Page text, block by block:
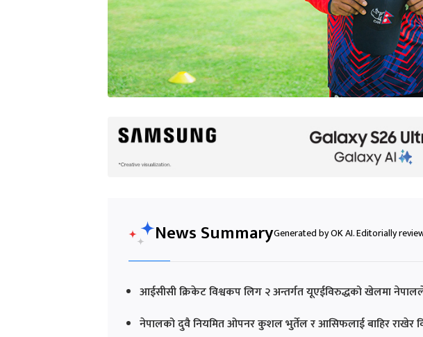
News SummaryGenerated by OK AI. Editorially
आईसीसी क्रिकेट विश्वकप लिग २ अन्तर्गत यूएईविरुद्धको खेलमा
नेपालको दुवै नियमित ओपनर कुशल भुर्तेल र आसिफलाई बाहिर राखेर